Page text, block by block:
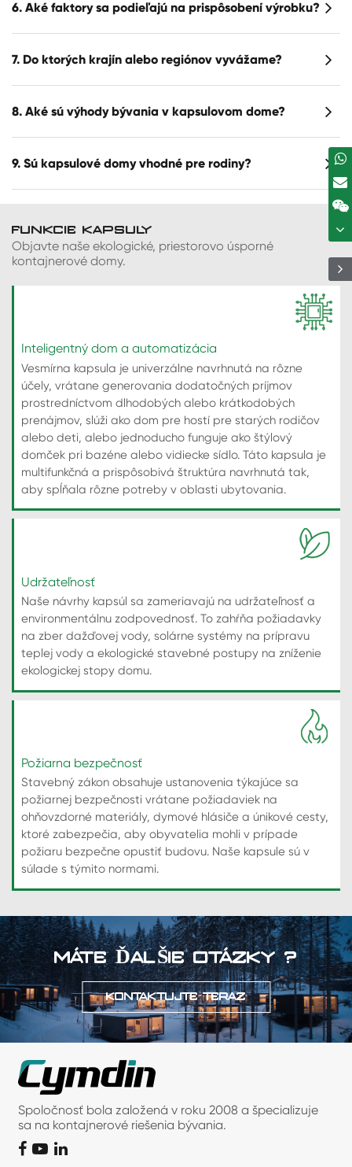
6. Aké faktory sa podieľajú na prispôsobení výrobku?
7. Do ktorých krajín alebo regiónov vyvážame?
8. Aké sú výhody bývania v kapsulovom dome?
9. Sú kapsulové domy vhodné pre rodiny?
FUNKCIE KAPSULY
Objavte naše ekologické, priestorovo úsporné
kontajnerové domy.
Inteligentný dom a automatizácia
Vesmírna kapsula je univerzálne navrhnutá na rôzne
účely, vrátane generovania dodatočných príjmov
prostredníctvom dlhodobých alebo krátkodobých
prenájmov, slúži ako dom pre hostí pre starých rodičov
alebo deti, alebo jednoducho funguje ako štýlový
domček pri bazéne alebo vidiecke sídlo. Táto kapsula je
multifunkčná a prispôsobivá štruktúra navrhnutá tak,
aby spĺňala rôzne potreby v oblasti ubytovania.
Udržateľnosť
Naše návrhy kapsúl sa zameriavajú na udržateľnosť a
environmentálnu zodpovednosť. To zahŕňa požiadavky
na zber dažďovej vody, solárne systémy na prípravu
teplej vody a ekologické stavebné postupy na zníženie
ekologickej stopy domu.
Požiarna bezpečnosť
Stavebný zákon obsahuje ustanovenia týkajúce sa
požiarnej bezpečnosti vrátane požiadaviek na
ohňovzdorné materiály, dymové hlásiče a únikové cesty,
ktoré zabezpečia, aby obyvatelia mohli v prípade
požiaru bezpečne opustiť budovu. Naše kapsule sú v
súlade s týmito normami.
MÁTE ĎALŠIE OTÁZKY ?
KONTAKTUJTE TERAZ
Spoločnosť bola založená v roku 2008 a špecializuje
sa na kontajnerové riešenia bývania.